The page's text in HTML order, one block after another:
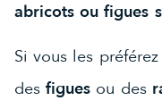
abricots ou figues
Si vous les
desfigues ou des